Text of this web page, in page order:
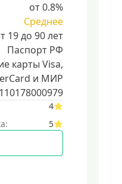
от 0.8%
Среднее
19 до 90 лет
Паспорт РФ
карты Visa,
и МИР
4
5